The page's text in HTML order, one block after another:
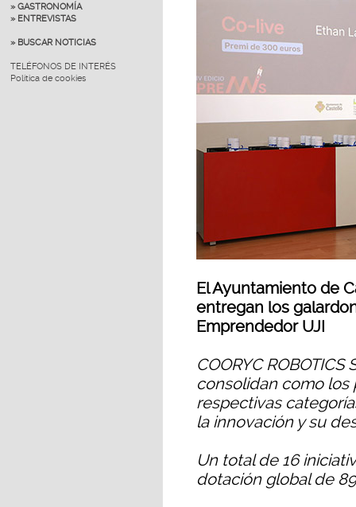
» GASTRONOMÍA
» ENTREVISTAS
» BUSCAR NOTICIAS
TELÉFONOS DE INTERÉS
Política de cookies
El Ayuntamiento de
entregan los
Emprendedor UJI
COORYC ROBOTICS
consolidan como los
respectivas
la innovación y su
Un total de 16
dotación global de